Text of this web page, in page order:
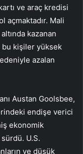
ve araç kredisi
açmaktadır. Mali
kazanan
bu kişiler yüksek
azalan
Austan Goolsbee,
endişe verici
ekonomik
U.S.
ve düşük